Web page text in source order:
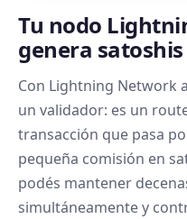
Tu nodo
genera satoshis
Con Lightning Network
un validador: es un
transacción que pasa
pequeña comisión en
podés mantener
simultáneamente y